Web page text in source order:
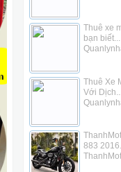
Thuê xe
bạn biết...
Thuê Xe
Với Dịch...
883